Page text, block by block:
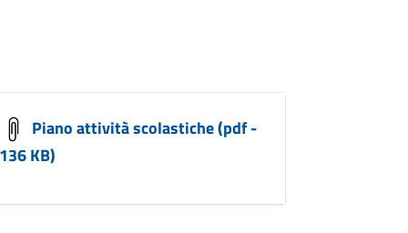
Piano attività scolastiche (pdf -
KB)